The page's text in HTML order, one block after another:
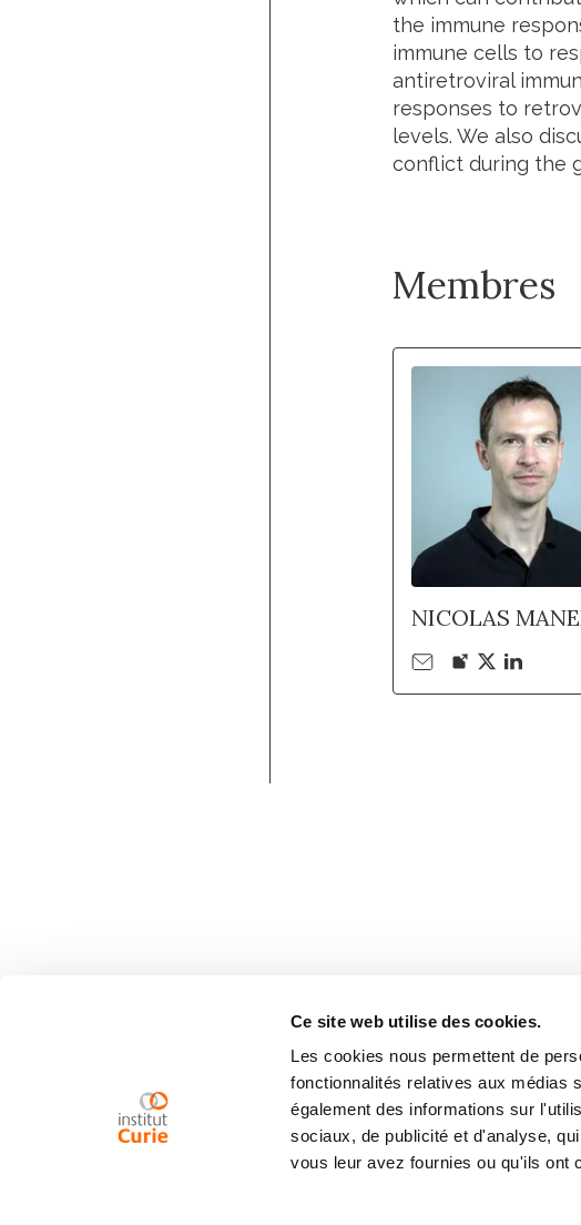
Ce site web utilise des cookies.
Les cookies nous permettent de
fonctionnalités relatives aux médias
également des informations sur
sociaux, de publicité et d'analyse,
vous leur avez fournies ou qu'ils ont
the immune
immune cells to
antiretroviral
responses to
levels. We also
conflict during the
Membres
NICOLAS